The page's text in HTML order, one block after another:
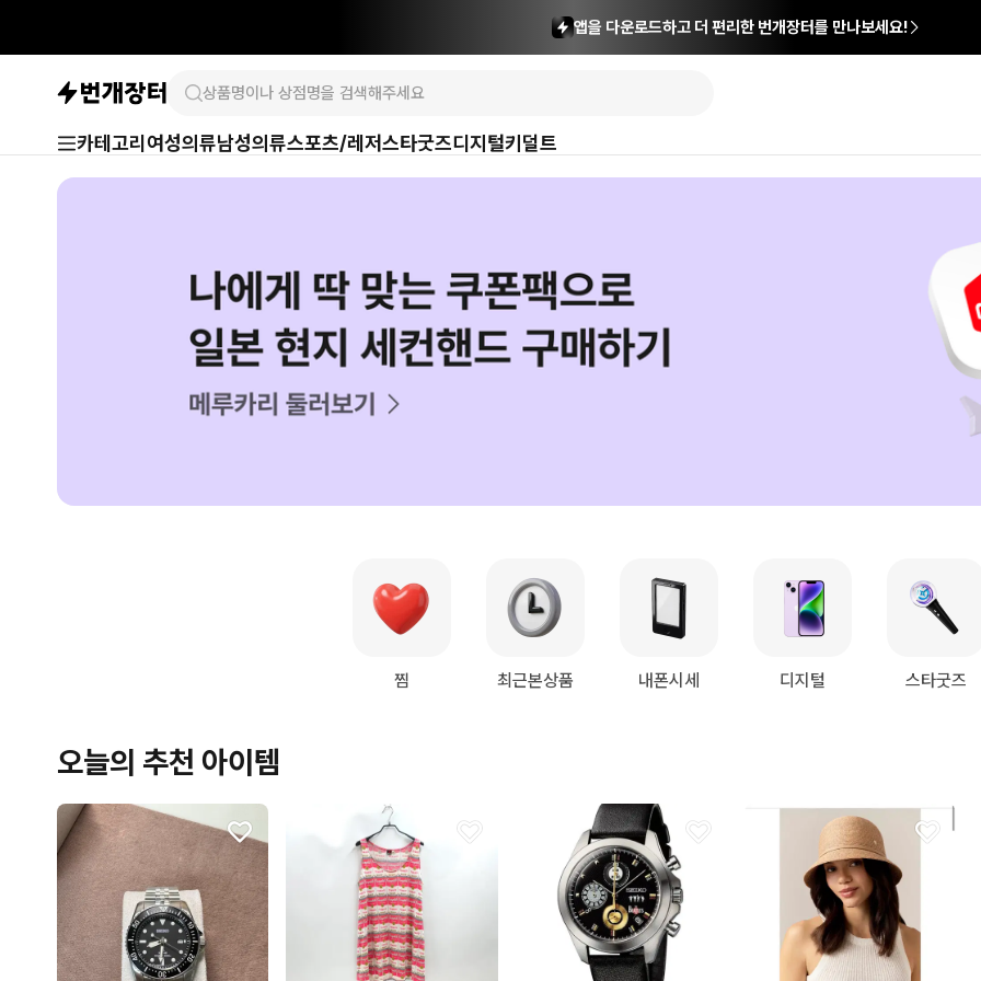
앱을 다운로드하고 더 편리한 번개장터를 만나보세요!
카테고리 여성의류남성의류스포츠/레저스타굿즈디지털키덜트
찜 최근본상품 내폰시세 디지털 스타굿즈
오늘의 추천 아이템